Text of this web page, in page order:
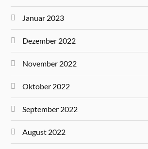
Januar 2023
Dezember 2022
November 2022
Oktober 2022
September 2022
August 2022